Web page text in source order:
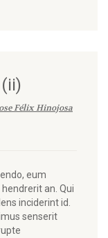
Félix Hinojosa
eum
an. Qui
inciderint id.
senserit